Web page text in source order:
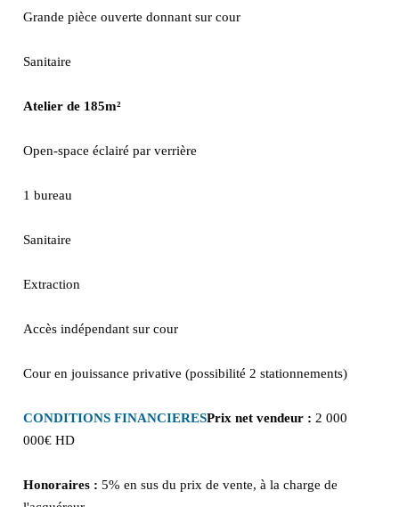
Grande pièce ouverte donnant sur cour
Sanitaire
Atelier de 185m²
Open-space éclairé par verrière
1 bureau
Sanitaire
Extraction
Accès indépendant sur cour
Cour en jouissance privative (possibilité 2 stationnements)
CONDITIONS FINANCIERESPrix net vendeur : 2 000
000€ HD
Honoraires : 5% en sus du prix de vente, à la charge de